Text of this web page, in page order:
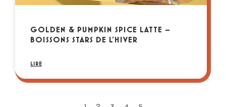
GOLDEN & PUMPKIN SPICE LATTE –
BOISSONS STARS DE L’HIVER
LIRE